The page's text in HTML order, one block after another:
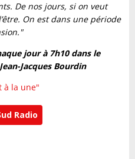
De nos jours, si on veut
On est dans une période
jour à 7h10 dans le
Jacques Bourdin
à la une"
Radio